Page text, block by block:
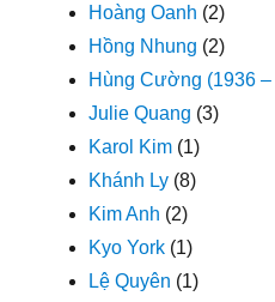
Hoàng Oanh (2)
Hồng Nhung (2)
Hùng Cường (1936 –
Julie Quang (3)
Karol Kim (1)
Khánh Ly (8)
Kim Anh (2)
Kyo York (1)
Lệ Quyên (1)